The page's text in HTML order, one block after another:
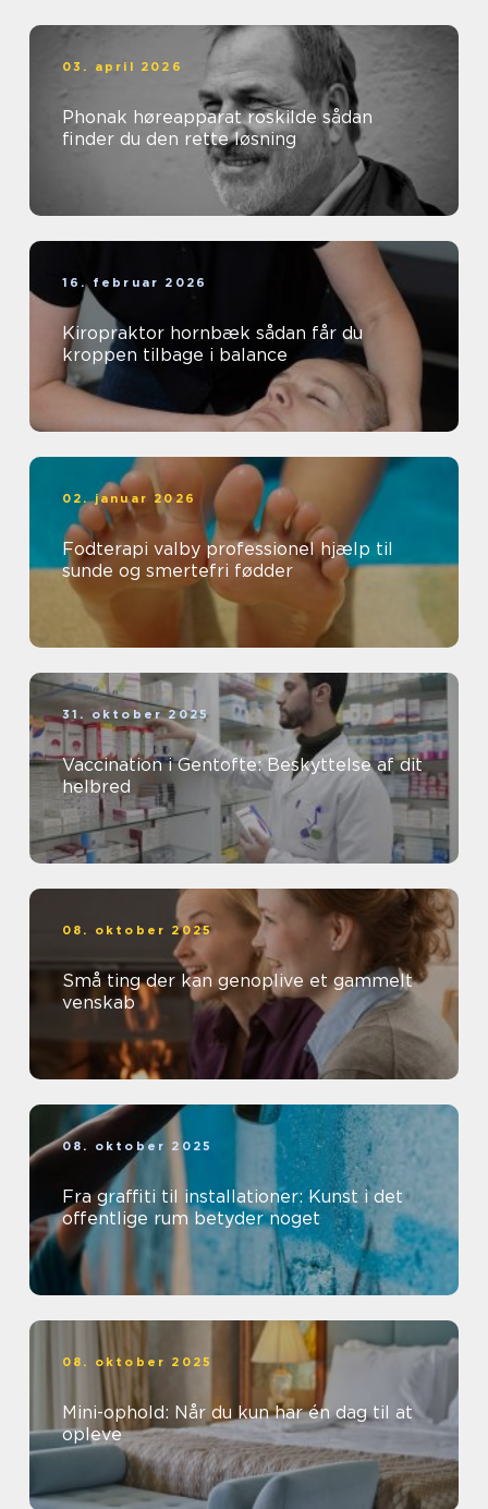
03. april 2026
Phonak høreapparat roskilde sådan
finder du den rette løsning
16. februar 2026
Kiropraktor hornbæk sådan får du
kroppen tilbage i balance
02. januar 2026
Fodterapi valby professionel hjælp til
sunde og smertefri fødder
31. oktober 2025
Vaccination i Gentofte: Beskyttelse af dit
helbred
08. oktober 2025
Små ting der kan genoplive et gammelt
venskab
08. oktober 2025
Fra graffiti til installationer: Kunst i det
offentlige rum betyder noget
08. oktober 2025
Mini-ophold: Når du kun har én dag til at
opleve